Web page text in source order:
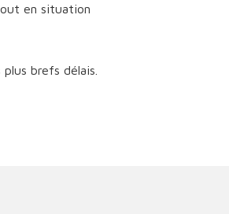
en situation
brefs délais.